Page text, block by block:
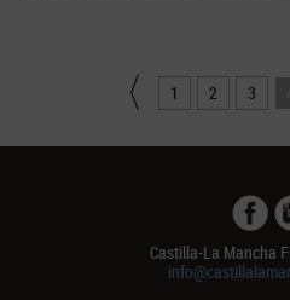
1 2 3
Castilla-La Mancha